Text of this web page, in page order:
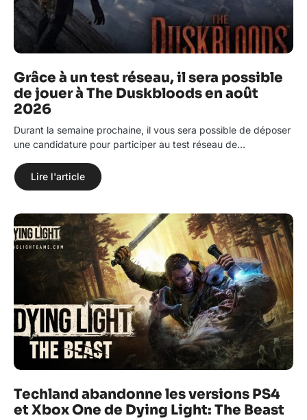
Grâce à un test réseau, il sera possible
de jouer à The Duskbloods en août
2026
Durant la semaine prochaine, il vous sera possible de déposer
une candidature pour participer au test réseau de…
Lire l'article
Techland abandonne les versions PS4
et Xbox One de Dying Light: The Beast